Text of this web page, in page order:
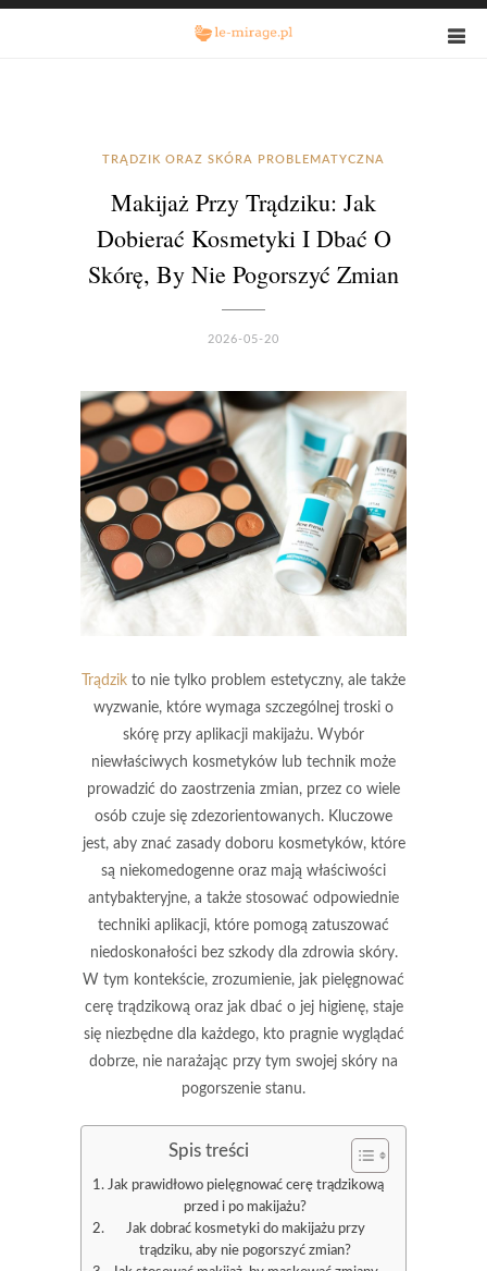
TRĄDZIK ORAZ SKÓRA PROBLEMATYCZNA
Makijaż Przy Trądziku: Jak
Dobierać Kosmetyki I Dbać O
Skórę, By Nie Pogorszyć Zmian
2026-05-20
Trądzik to nie tylko problem estetyczny, ale także
wyzwanie, które wymaga szczególnej troski o
skórę przy aplikacji makijażu. Wybór
niewłaściwych kosmetyków lub technik może
prowadzić do zaostrzenia zmian, przez co wiele
osób czuje się zdezorientowanych. Kluczowe
jest, aby znać zasady doboru kosmetyków, które
są niekomedogenne oraz mają właściwości
antybakteryjne, a także stosować odpowiednie
techniki aplikacji, które pomogą zatuszować
niedoskonałości bez szkody dla zdrowia skóry.
W tym kontekście, zrozumienie, jak pielęgnować
cerę trądzikową oraz jak dbać o jej higienę, staje
się niezbędne dla każdego, kto pragnie wyglądać
dobrze, nie narażając przy tym swojej skóry na
pogorszenie stanu.
Spis treści
Jak prawidłowo pielęgnować cerę trądzikową
przed i po makijażu?
Jak dobrać kosmetyki do makijażu przy
trądziku, aby nie pogorszyć zmian?